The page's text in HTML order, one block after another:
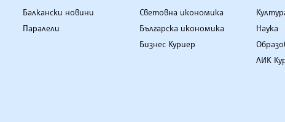
Балкански новини
Паралели
Световна икономика
Българска икономика
Бизнес Куриер
Наука
ЛИК